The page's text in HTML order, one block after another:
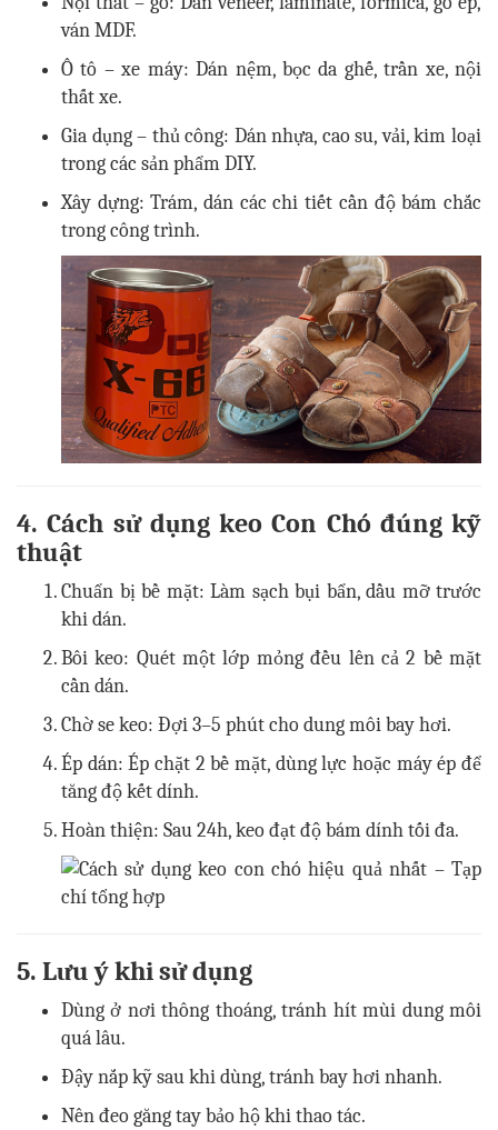
ván MDF.
Ô tô – xe máy: Dán nệm, bọc da ghế, trần xe, nội
thất xe.
Gia dụng – thủ công: Dán nhựa, cao su, vải, kim loại
trong các sản phẩm DIY.
Xây dựng: Trám, dán các chi tiết cần độ bám chắc
trong công trình.
4. Cách sử dụng keo Con Chó đúng kỹ
thuật
Chuẩn bị bề mặt: Làm sạch bụi bẩn, dầu mỡ trước
khi dán.
Bôi keo: Quét một lớp mỏng đều lên cả 2 bề mặt
cần dán.
Chờ se keo: Đợi 3–5 phút cho dung môi bay hơi.
Ép dán: Ép chặt 2 bề mặt, dùng lực hoặc máy ép để
tăng độ kết dính.
Hoàn thiện: Sau 24h, keo đạt độ bám dính tối đa.
5. Lưu ý khi sử dụng
Dùng ở nơi thông thoáng, tránh hít mùi dung môi
quá lâu.
Đậy nắp kỹ sau khi dùng, tránh bay hơi nhanh.
Nên đeo găng tay bảo hộ khi thao tác.